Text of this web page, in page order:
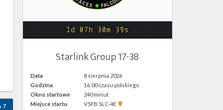
7
1d 07h 30m 39s
Starlink Group 17-38
Data
8 sierpnia 2026
Godzina
16:00 czasu polskiego
Okno startowe
240 minut
Miejsce startu
VSFB SLC-4E
Pokaż